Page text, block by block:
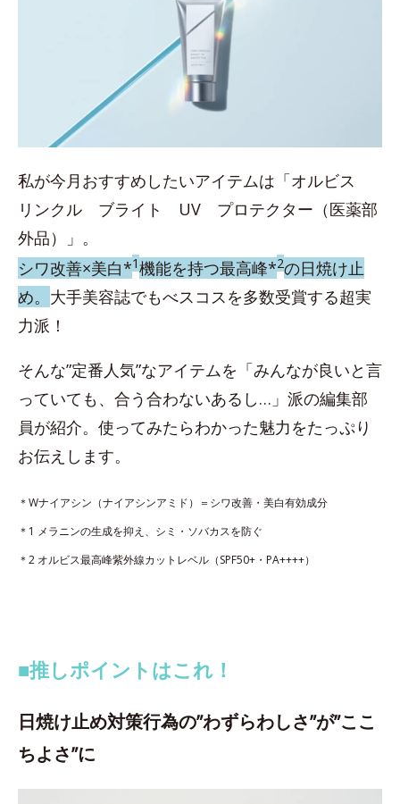
私が今月おすすめしたいアイテムは「オルビス
リンクル ブライト UV プロテクター（医薬部
外品）」。
シワ改善×美白*1機能を持つ最高峰*2の日焼け止
め。 大手美容誌でもべスコスを多数受賞する超実
力派！
そんな”定番人気”なアイテムを「みんなが良いと言
っていても、合う合わないあるし…」派の編集部
員が紹介。使ってみたらわかった魅力をたっぷり
お伝えします。
＊Wナイアシン（ナイアシンアミド）＝シワ改善・美白有効成分
＊1 メラニンの生成を抑え、シミ・ソバカスを防ぐ
＊2 オルビス最高峰紫外線カットレベル（SPF50+・PA++++）
■推しポイントはこれ！
日焼け止め対策行為の”わずらわしさ”が”ここ
ちよさ”に